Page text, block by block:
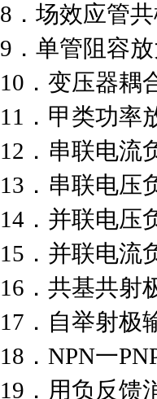
8．场效应
9．单管
10．变压
11．甲类
12．串联电流
13．串联电
14．并联电压
15．并联
16．共基
17．自举
18．NPN一
19．用负反